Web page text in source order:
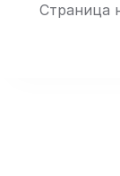
Страница